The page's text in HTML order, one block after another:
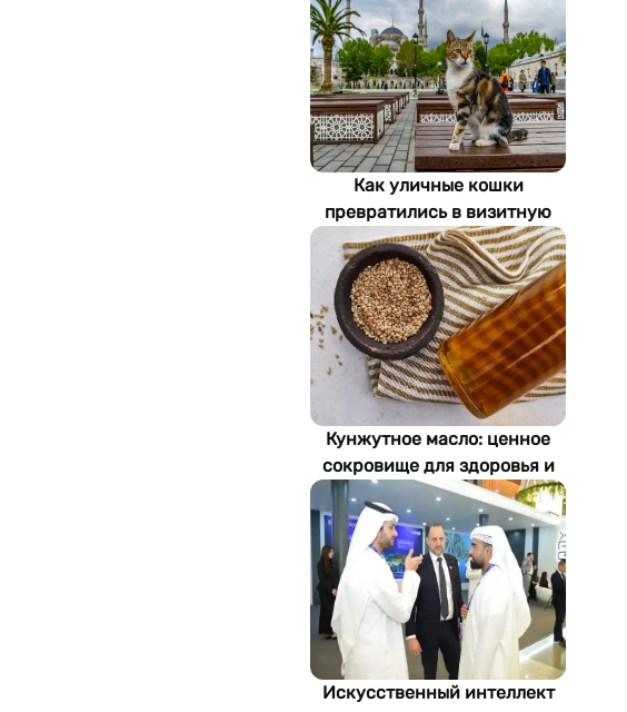
болезни по фотографии
Как уличные кошки
превратились в визитную
карточку Стамбула
Кунжутное масло: ценное
сокровище для здоровья и
экономики Туркменистана
Искусственный интеллект